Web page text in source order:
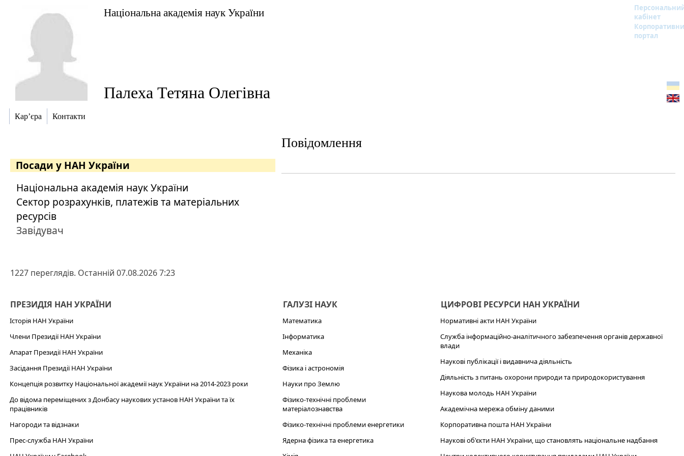
Національна академія наук України
кабінет
портал
Палеха Тетяна Олегівна
Кар’єра Контакти
Посади у НАН України
Національна академія наук України
Сектор розрахунків, платежів та матеріальних
ресурсів
Завідувач
1227 переглядів. Останній 07.08.2026 7:23
Повідомлення
ПРЕЗИДІЯ НАН УКРАЇНИ
Історія НАН України
Члени Президії НАН України
Апарат Президії НАН України
Засідання Президії НАН України
Концепція розвитку Національної академії наук України на 2014-2023 роки
До відома переміщених з Донбасу наукових установ НАН України та їх
працівників
Нагороди та відзнаки
Прес-служба НАН України
ГАЛУЗІ НАУК
Математика
Інформатика
Механіка
Фізика і астрономія
Науки про Землю
Фізико-технічні проблеми
матеріалознавства
Фізико-технічні проблеми енергетики
Ядерна фізика та енергетика
ЦИФРОВІ РЕСУРСИ НАН УКРАЇНИ
Нормативні акти НАН України
Служба інформаційно-аналітичного забезпечення органів державної
влади
Наукові публікації і видавнича діяльність
Діяльність з питань охорони природи та природокористування
Наукова молодь НАН України
Академічна мережа обміну даними
Корпоративна пошта НАН України
Наукові об'єкти НАН України, що становлять національне надбання